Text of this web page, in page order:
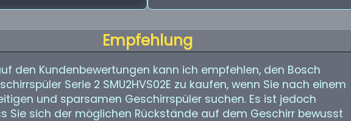
Empfehlung
den Kundenbewertungen kann ich empfehlen, den Bosch
Serie 2 SMU2HVS02E zu kaufen, wenn Sie nach einem
und sparsamen Geschirrspüler suchen. Es ist jedoch
Sie sich der möglichen Rückstände auf dem Geschirr bewusst